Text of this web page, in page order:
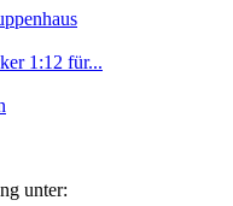
1:12 für...